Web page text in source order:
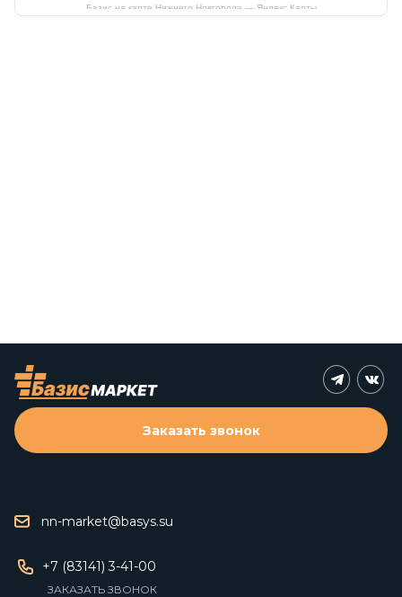
Базис на карте Нижнего Новгорода — Яндекс Карты
nn-market@basys.su
+7 (83141) 3-41-00
ЗАКАЗАТЬ ЗВОНОК
Заказать звонок